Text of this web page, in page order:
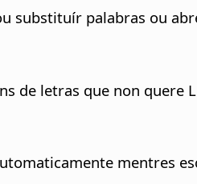
substituír palabras ou
de letras que non
mentres